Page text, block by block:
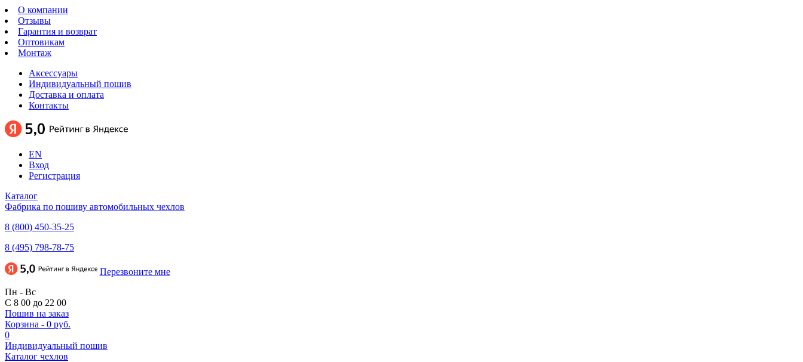
О компании
Отзывы
Гарантия и возврат
Оптовикам
Монтаж
Аксессуары
Индивидуальный пошив
Доставка и оплата
Контакты
EN
Вход
Регистрация
Каталог
Фабрика по пошиву автомобильных чехлов
8 (800) 450-35-25
8 (495) 798-78-75
Перезвоните мне
Пн - Вс
С 8 00 до 22 00
Пошив на заказ
Корзина - 0 руб.
0
Индивидуальный пошив
Каталог чехлов